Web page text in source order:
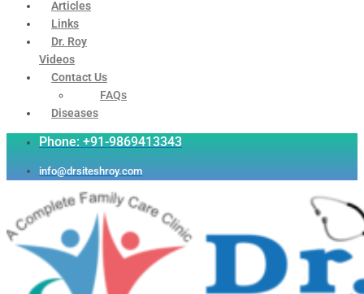
Articles
Links
Dr. Roy
Videos
Contact Us
FAQs
Diseases
Phone: +91-9869413343
info@drsiteshroy.com